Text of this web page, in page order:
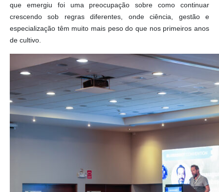
que emergiu foi uma preocupação sobre como continuar
crescendo sob regras diferentes, onde ciência, gestão e
especialização têm muito mais peso do que nos primeiros anos
de cultivo.